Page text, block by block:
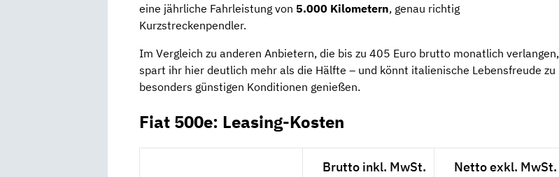
eine jährliche Fahrleistung von 5.000 Kilometern, genau richtig
Kurzstreckenpendler.
Im Vergleich zu anderen Anbietern, die bis zu 405 Euro brutto monatlich verlangen,
spart ihr hier deutlich mehr als die Hälfte – und könnt italienische Lebensfreude zu
besonders günstigen Konditionen genießen.
Fiat 500e: Leasing-Kosten
Brutto inkl. MwSt. Netto exkl. MwSt.